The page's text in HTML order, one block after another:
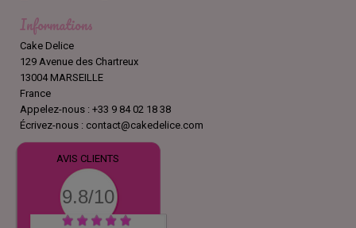
Informations
Cake Delice
129 Avenue des Chartreux
13004 MARSEILLE
France
Appelez-nous : +33 9 84 02 18 38
Écrivez-nous : contact@cakedelice.com
AVIS CLIENTS
9.8/10